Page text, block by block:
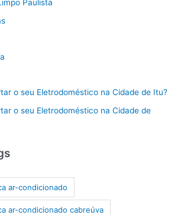
Paulista
o seu Eletrodoméstico na Cidade de Itu?
o seu Eletrodoméstico na Cidade de
ar-condicionado
ar-condicionado cabreúva